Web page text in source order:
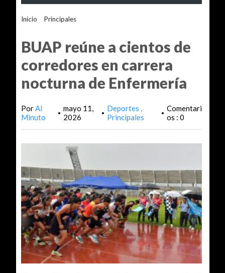
Inicio Principales>
BUAP reúne a cientos de
corredores en carrera
nocturna de Enfermería
PorAl
Minuto
• mayo 11,
2026
• Deportes
Principales
• Comentari
os : 0